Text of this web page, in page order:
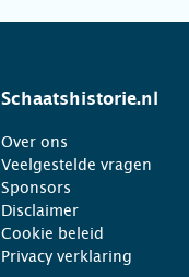
Schaatshistorie.nl
Over ons
Veelgestelde vragen
Sponsors
Disclaimer
Cookie beleid
Privacy verklaring